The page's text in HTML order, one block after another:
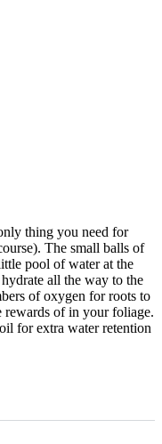
thing you need for
The small balls of
pool of water at the
all the way to the
of oxygen for roots to
of in your foliage.
for extra water retention